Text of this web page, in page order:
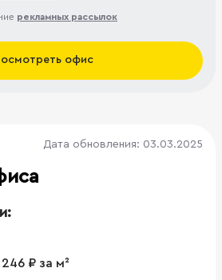
рекламных рассылок
офис
Дата обновления: 03.03.2025
₽ за м²